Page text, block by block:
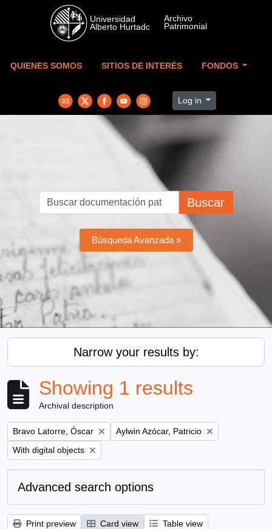
Skip to main content
QUIENES SOMOS SITIOS DE INTERÉS FONDOS
Log in
Buscar
Búsqueda Avanzada »
Narrow your results by:
Showing 1 results
Archival description
Remove filter:
Bravo Latorre, Óscar Remove filter:
Aylwin Azócar, Patricio
Remove filter:
With digital objects
Advanced search options
Print preview Card view
Table view